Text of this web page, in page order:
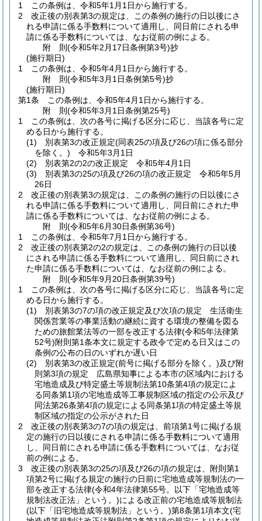
1
この条例は、令和5年1月1日から施行する。
2
改正後の別表第3の規定は、この条例の施行の日以後にさ
れる申請に係る手数料について適用し、同日前にされる申
請に係る手数料については、なお従前の例による。
附 則(令和5年2月17日条例第3号)抄
(施行期日)
1
この条例は、令和5年4月1日から施行する。
附 則(令和5年3月1日条例第5号)抄
(施行期日)
第1条
この条例は、令和5年4月1日から施行する。
附 則(令和5年3月1日条例第25号)
1
この条例は、次の各号に掲げる区分に応じ、当該各号に定
める日から施行する。
(1)
別表第3の改正規定(同表25の項及び26の項に係る部分
を除く。) 令和5年3月1日
(2)
別表第2の2の改正規定 令和5年4月1日
(3)
別表第3の25の項及び26の項の改正規定 令和5年5月
26日
2
改正後の別表第3の規定は、この条例の施行の日以後にさ
れる申請に係る手数料について適用し、同日前にされた申
請に係る手数料については、なお従前の例による。
附 則(令和5年6月30日条例第36号)
1
この条例は、令和5年7月1日から施行する。
2
改正後の別表第2の2の規定は、この条例の施行の日以後
にされる申請に係る手数料について適用し、同日前にされ
た申請に係る手数料については、なお従前の例による。
附 則(令和5年9月20日条例第39号)
1
この条例は、次の各号に掲げる区分に応じ、当該各号に定
める日から施行する。
(1)
別表第3の7の項の改正規定及び次項の規定 生活衛生
関係営業等の事業活動の継続に資する環境の整備を図る
ための旅館業法等の一部を改正する法律(令和5年法律第
52号)附則第1条本文に規定する政令で定める日又はこの
条例の公布の日のいずれか遅い日
(2)
別表第3の改正規定(前号に掲げる部分を除く。)及び附
則第3項の規定 広島県知事による本市の区域内における
宅地造成及び特定盛土等規制法第10条第4項の規定によ
る同条第1項の宅地造成等工事規制区域の指定の公示及び
同法第26条第4項の規定による同条第1項の特定盛土等規
制区域の指定の公示がされた日
2
改正後の別表第3の7の項の規定は、前項第1号に掲げる規
定の施行の日以後にされる申請に係る手数料について適用
し、同日前にされる申請に係る手数料については、なお従
前の例による。
3
改正後の別表第3の25の項及び26の項の規定は、附則第1
項第2号に掲げる規定の施行の日前に宅地造成等規制法の一
部を改正する法律(令和4年法律第55号。以下「宅地造成等
規制法改正法」という。)による改正前の宅地造成等規制法
(以下「旧宅地造成等規制法」という。)第8条第1項本文(宅